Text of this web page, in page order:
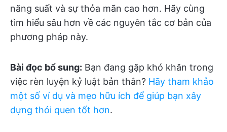
năng suất và sự thỏa mãn cao hơn. Hãy cùng
tìm hiểu sâu hơn về các nguyên tắc cơ bản của
phương pháp này.
Bài đọc bổ sung: Bạn đang gặp khó khăn trong
việc rèn luyện kỷ luật bản thân? Hãy tham khảo
một số ví dụ và mẹo hữu ích để giúp bạn xây
dựng thói quen tốt hơn.